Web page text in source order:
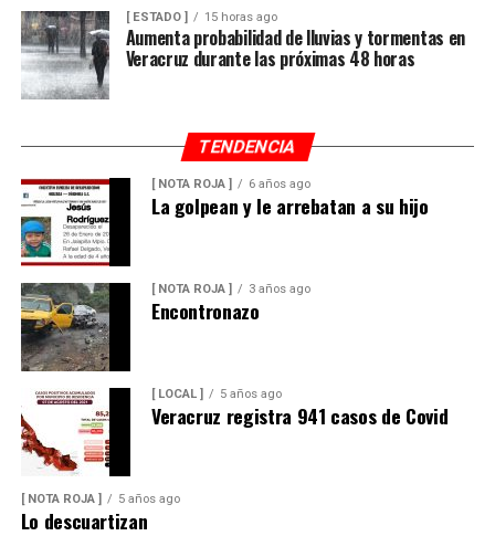
[ ESTADO ] 15 horas ago
Aumenta probabilidad de lluvias y tormentas en
Veracruz durante las próximas 48 horas
TENDENCIA
[ NOTA ROJA ] 6 años ago
La golpean y le arrebatan a su hijo
[ NOTA ROJA ] 3 años ago
Encontronazo
[ LOCAL ] 5 años ago
Veracruz registra 941 casos de Covid
[ NOTA ROJA ] 5 años ago
Lo descuartizan